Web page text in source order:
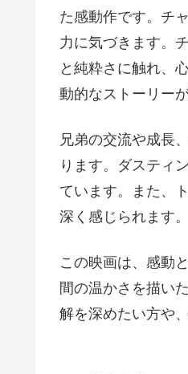
た感動作です。チ
力に気づきます。
と純粋さに触れ、
動的なストーリー
兄弟の交流や成長
ります。ダスティ
ています。また、
深く感じられます。
この映画は、感動
間の温かさを描い
解を深めたい方や